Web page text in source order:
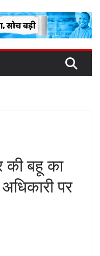
की बहू का
पर